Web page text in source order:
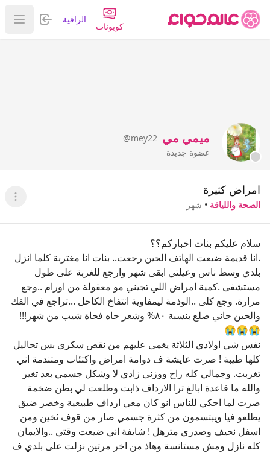
كوبونات
الراقية تسجيل
عرض
ميمي مي @mey22
عضوة جديدة
امراض كثيرة
الصحة واللياقة • شهر عرض
سلام عليكم بنات اخباركم؟؟
.انا قديمة ضيعت الهاتف الحين رجعت.. بنات انا مغتربة كلما انزل
بلدي وسط ناس وعيلتي ابقى شهر وارجع للغربة على طول
مستشفى .كمية امراض اللي تجيني مو معقولة من اورام ..وجع
مرارة. وجع كلى ..الوذمة ليمفاوية انتفاخ الكاحل ...تراجع في الفك
والحين جاني صلع بنسبة ٨٠% وشعر جاه فجاة شيب من شهر!!!
😭😭😭
نفس شي اولادي الثلاثة يغمى عليهم من نقص سكري بس تحاليل
كلها طيبة ! صرت عايشة ف دوامة امراض واكتئاب ومتندمة اني
تغربت. وجمالي كله راح ووزني زادي لا وشكل جسمي بعد تغير
والله ما قاعدة ابالغ ترا الارداف ذابت وطلعت لي بطن ضخمة
صرت لما احكي للناس انو كان معي ارداف طبيعية وخصر ضيق
يطلعو فيا ويبتسمون من كثرة جسمي صار من قوف ثخين ومن
اسفل نحيف وصدري مترهل ! شايفة اني ضيعت وقتي ..والايمان
كله نازل ومش مستانسة وهاذ من اخر مرتين نزلت على بلدي ف